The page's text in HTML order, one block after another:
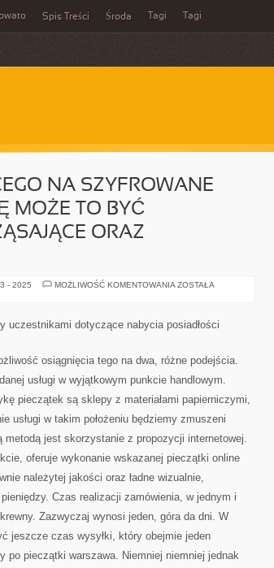
Spis Treści Środa Tagi Tagi
NA SZYFROWANE
MOŻE TO BYĆ
ORAZ
- 2025 MOŻLIWOŚĆ KOMENTOWANIA DLA
SZYFROWANE
PRZEZ
BYĆ
WSTRZĄSAJĄCE
GENERUJĄCE
ZOSTAŁA
uczestnikami dotyczące nabycia posiadłości
osiągnięcia tego na dwa, różne podejścia.
usługi w wyjątkowym punkcie handlowym.
pieczątek są sklepy z materiałami papierniczymi,
usługi w takim położeniu będziemy zmuszeni
jest skorzystanie z propozycji internetowej.
oferuje wykonanie wskazanej pieczątki online
należytej jakości oraz ładne wizualnie,
Czas realizacji zamówienia, w jednym i
Zazwyczaj wynosi jeden, góra da dni. W
jeszcze czas wysyłki, który obejmie jeden
po pieczątki warszawa. Niemniej niemniej jednak